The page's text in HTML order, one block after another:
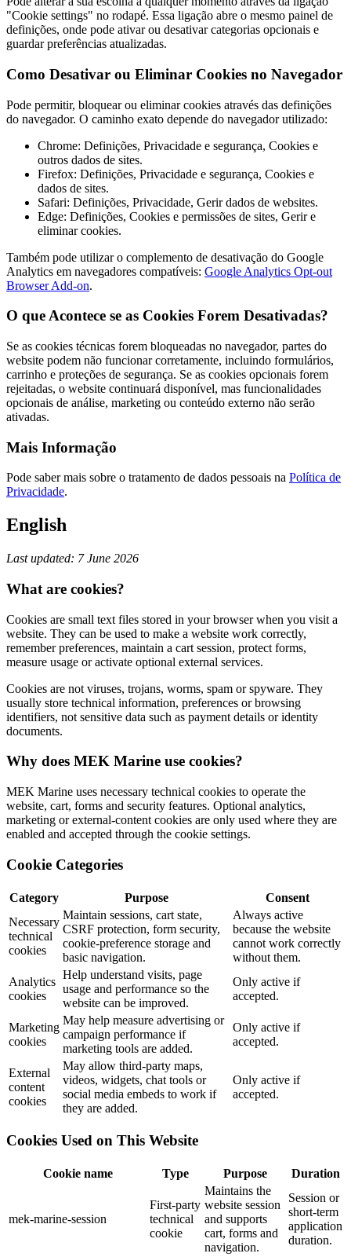
"Cookie settings" no rodapé. Essa ligação abre o mesmo painel de
definições, onde pode ativar ou desativar categorias opcionais e
guardar preferências atualizadas.
Como Desativar ou Eliminar Cookies no Navegador
Pode permitir, bloquear ou eliminar cookies através das definições
do navegador. O caminho exato depende do navegador utilizado:
Chrome: Definições, Privacidade e segurança, Cookies e
outros dados de sites.
Firefox: Definições, Privacidade e segurança, Cookies e
dados de sites.
Safari: Definições, Privacidade, Gerir dados de websites.
Edge: Definições, Cookies e permissões de sites, Gerir e
eliminar cookies.
Também pode utilizar o complemento de desativação do Google
Analytics em navegadores compatíveis: Google Analytics Opt-out
Browser Add-on.
O que Acontece se as Cookies Forem Desativadas?
Se as cookies técnicas forem bloqueadas no navegador, partes do
website podem não funcionar corretamente, incluindo formulários,
carrinho e proteções de segurança. Se as cookies opcionais forem
rejeitadas, o website continuará disponível, mas funcionalidades
opcionais de análise, marketing ou conteúdo externo não serão
ativadas.
Mais Informação
Pode saber mais sobre o tratamento de dados pessoais na Política de
Privacidade.
English
Last updated: 7 June 2026
What are cookies?
Cookies are small text files stored in your browser when you visit a
website. They can be used to make a website work correctly,
remember preferences, maintain a cart session, protect forms,
measure usage or activate optional external services.
Cookies are not viruses, trojans, worms, spam or spyware. They
usually store technical information, preferences or browsing
identifiers, not sensitive data such as payment details or identity
documents.
Why does MEK Marine use cookies?
MEK Marine uses necessary technical cookies to operate the
website, cart, forms and security features. Optional analytics,
marketing or external-content cookies are only used where they are
enabled and accepted through the cookie settings.
Cookie Categories
Category Purpose
Consent
Necessary
technical
cookies
Maintain sessions, cart state,
CSRF protection, form security,
cookie-preference storage and
basic navigation.
Always active
because the website
cannot work correctly
without them.
Analytics
cookies
Help understand visits, page
usage and performance so the
website can be improved.
Only active if
accepted.
Marketing
cookies
May help measure advertising or
campaign performance if
marketing tools are added.
Only active if
accepted.
External
content
cookies
May allow third-party maps,
videos, widgets, chat tools or
social media embeds to work if
they are added.
Only active if
accepted.
Cookies Used on This Website
Cookie name Type Purpose Duration
mek-marine-session
First-party
technical
cookie
Maintains the
website session
and supports
cart, forms and
navigation.
Session or
short-term
application
duration.